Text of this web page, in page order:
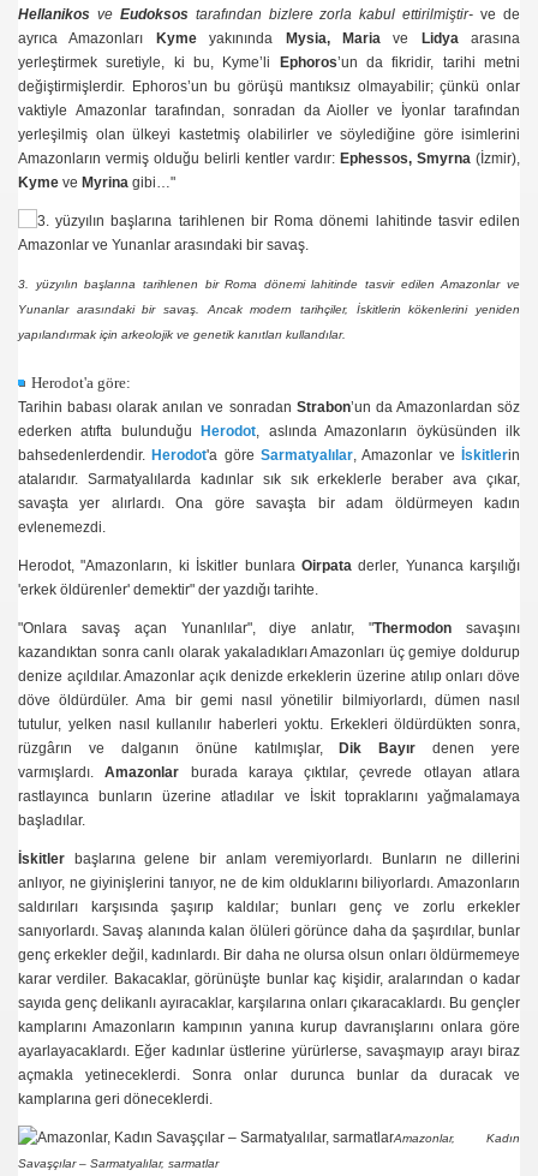
Hellanikos ve Eudoksos tarafından bizlere zorla kabul ettirilmiştir- ve de
ayrıca Amazonları
Kymeyakınında Mysia, Mariave Lidyaarasına
yerleştirmek suretiyle, ki bu, Kyme’li
Ephoros’un da fikridir, tarihi metni
değiştirmişlerdir. Ephoros’un bu görüşü mantıksız olmayabilir; çünkü onlar
vaktiyle Amazonlar tarafından, sonradan da Aioller ve İyonlar tarafından
yerleşilmiş olan ülkeyi kastetmiş olabilirler ve söylediğine göre isimlerini
Amazonların vermiş olduğu belirli kentler vardır: Ephessos, Smyrna (İzmir),
Kyme ve Myrina gibi…"
3. yüzyılın başlarına tarihlenen bir Roma dönemi lahitinde tasvir edilen Amazonlar ve
Yunanlar arasındaki bir savaş. Ancak modern tarihçiler, İskitlerin kökenlerini yeniden
yapılandırmak için arkeolojik ve genetik kanıtları kullandılar.
Herodot'a göre:
Tarihin babası olarak anılan ve sonradan Strabon’un da Amazonlardan söz
ederken atıfta bulunduğu
Herodot, aslında Amazonların öyküsünden ilk
bahsedenlerdendir. Herodot'a göreSarmatyalılar, Amazonlar ve İskitlerin
atalarıdır. Sarmatyalılarda kadınlar sık sık erkeklerle beraber ava çıkar,
savaşta yer alırlardı. Ona göre savaşta bir adam öldürmeyen kadın
evlenemezdi.
Herodot, "Amazonların, ki İskitler bunlara Oirpataderler, Yunanca karşılığı
'erkek öldürenler' demektir" der yazdığı tarihte.
"Onlara savaş açan Yunanlılar", diye anlatır, "Thermodon savaşını
kazandıktan sonra canlı olarak yakaladıkları Amazonları üç gemiye doldurup
denize açıldılar. Amazonlar açık denizde erkeklerin üzerine atılıp onları döve
döve öldürdüler. Ama bir gemi nasıl yönetilir bilmiyorlardı, dümen nasıl
tutulur, yelken nasıl kullanılır haberleri yoktu. Erkekleri öldürdükten sonra,
rüzgârın ve dalganın önüne katılmışlar,
Dik Bayır denen yere
varmışlardı.Amazonlar burada karaya çıktılar, çevrede otlayan atlara
rastlayınca bunların üzerine atladılar ve İskit topraklarını yağmalamaya
başladılar.
İskitler başlarına gelene bir anlam veremiyorlardı. Bunların ne dillerini
anlıyor, ne giyinişlerini tanıyor, ne de kim olduklarını biliyorlardı. Amazonların
saldırıları karşısında şaşırıp kaldılar; bunları genç ve zorlu erkekler
sanıyorlardı. Savaş alanında kalan ölüleri görünce daha da şaşırdılar, bunlar
genç erkekler değil, kadınlardı. Bir daha ne olursa olsun onları öldürmemeye
karar verdiler. Bakacaklar, görünüşte bunlar kaç kişidir, aralarından o kadar
sayıda genç delikanlı ayıracaklar, karşılarına onları çıkaracaklardı. Bu gençler
kamplarını Amazonların kampının yanına kurup davranışlarını onlara göre
ayarlayacaklardı. Eğer kadınlar üstlerine yürürlerse, savaşmayıp arayı biraz
açmakla yetineceklerdi. Sonra onlar durunca bunlar da duracak ve
kamplarına geri döneceklerdi.
Amazonlar, Kadın
Savaşçılar – Sarmatyalılar, sarmatlar